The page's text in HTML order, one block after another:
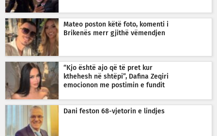
Mateo poston këtë foto, komenti i
Brikenës merr gjithë vëmendjen
“Kjo është ajo që të pret kur
kthehesh në shtëpi”, Dafina Zeqiri
emocionon me postimin e fundit
Dani feston 68-vjetorin e lindjes